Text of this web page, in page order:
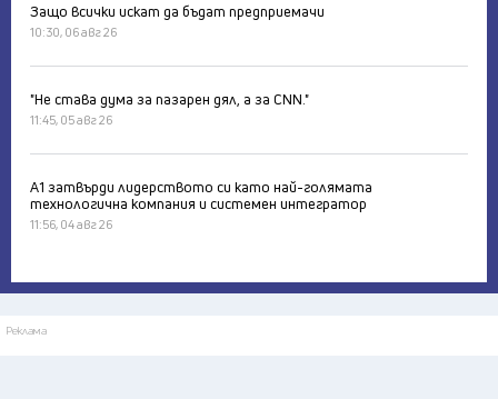
Защо всички искат да бъдат предприемачи
10:30, 06 авг 26
"Не става дума за пазарен дял, а за CNN."
11:45, 05 авг 26
А1 затвърди лидерството си като най-голямата
технологична компания и системен интегратор
11:56, 04 авг 26
Реклама